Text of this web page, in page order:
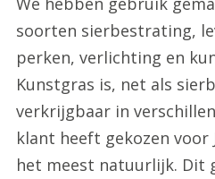
soorten sierbestrating,
perken, verlichting en
Kunstgras is, net als
verkrijgbaar in
klant heeft gekozen voor
het meest natuurlijk. Dit